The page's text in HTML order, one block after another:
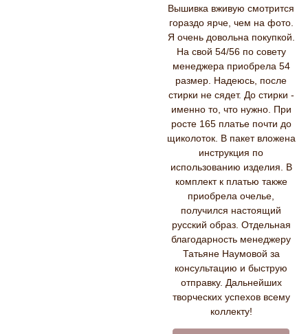
Вышивка вживую смотрится
гораздо ярче, чем на фото.
Я очень довольна покупкой.
На свой 54/56 по совету
менеджера приобрела 54
размер. Надеюсь, после
стирки не сядет. До стирки -
именно то, что нужно. При
росте 165 платье почти до
щиколоток. В пакет вложена
инструкция по
использованию изделия. В
комплект к платью также
приобрела очелье,
получился настоящий
русский образ. Отдельная
благодарность менеджеру
Татьяне Наумовой за
консультацию и быструю
отправку. Дальнейших
творческих успехов всему
коллекту!